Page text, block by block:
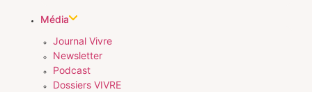
Média
Journal Vivre
Newsletter
Podcast
Dossiers VIVRE